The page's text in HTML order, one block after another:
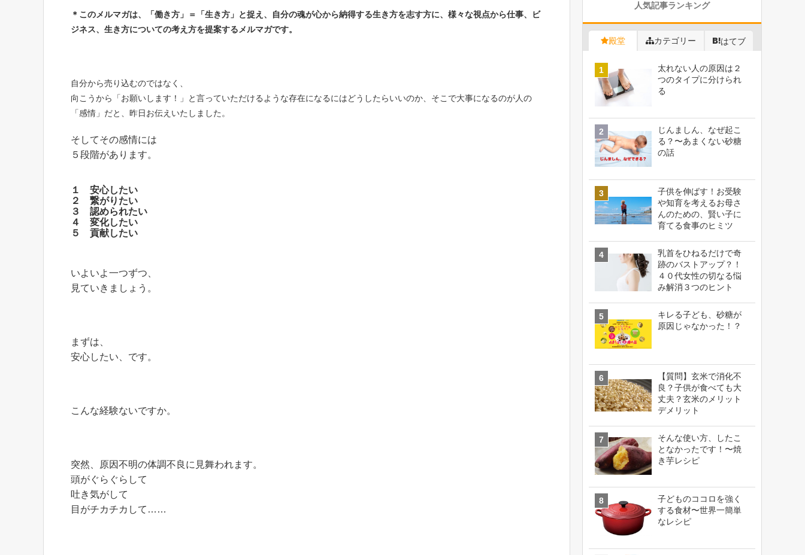
＊このメルマガは、「働き方 」＝「生き方」と捉え、自分の魂が心から納得する生き方を志す方に、 様々な視点から仕事、ビ
ジネス、生き方についての考え方を提案するメルマガです。
自分から売り込むのではなく、
向こうから「お願いします！」と言っていただけるような存在になるにはどうしたらいいのか、そこで大事になるのが人の
「感情」だと、昨日お伝えいたしました。
そしてその感情には
５段階があります。
１ 安心したい
２ 繋がりたい
３ 認められたい
４ 変化したい
５ 貢献したい
いよいよ一つずつ、
見ていきましょう。
まずは、
安心したい、です。
こんな経験ないですか。
突然、原因不明の体調不良に見舞われます。
頭がぐらぐらして
吐き気がして
目がチカチカして……
人気記事ランキング
殿堂 カテゴリー はてブ
太れない人の原因は２
つのタイプに分けられ
る
じんましん、なぜ起こ
る？〜あまくない砂糖
の話
子供を伸ばす！お受験
や知育を考えるお母さ
んのための、賢い子に
育てる食事のヒミツ
乳首をひねるだけで奇
跡のバストアップ？！
４０代女性の切なる悩
み解消３つのヒント
キレる子ども、砂糖が
原因じゃなかった！？
【質問】玄米で消化不
良？子供が食べても大
丈夫？玄米のメリット
デメリット
そんな使い方、したこ
となかったです！〜焼
き芋レシピ
子どものココロを強く
する食材〜世界一簡単
なレシピ